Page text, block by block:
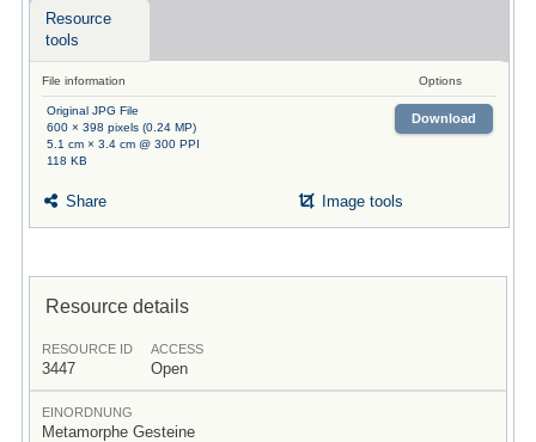
Resource
tools
File information Options
Original JPG File
600 × 398 pixels (0.24 MP)
5.1 cm × 3.4 cm @ 300 PPI
118 KB
Download
Share Image tools
Resource details
RESOURCE ID
3447
ACCESS
Open
EINORDNUNG
Metamorphe Gesteine